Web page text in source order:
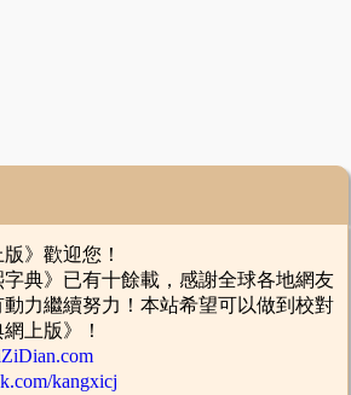
》歡迎您！
》已有十餘載，感謝全球各地網友
力繼續努力！本站希望可以做到校對
上版》！
kangxicj